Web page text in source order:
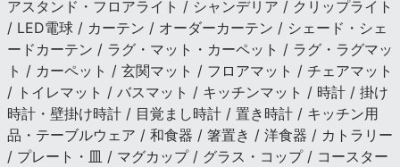
アスタンド・フロアライト / シャンデリア / クリップライト
/ LED電球 / カーテン / オーダーカーテン / シェード・シェ
ードカーテン / ラグ・マット・カーペット / ラグ・ラグマッ
ト / カーペット / 玄関マット / フロアマット / チェアマット
/ トイレマット / バスマット / キッチンマット / 時計 / 掛け
時計・壁掛け時計 / 目覚まし時計 / 置き時計 / キッチン用
品・テーブルウェア / 和食器 / 箸置き / 洋食器 / カトラリー
/ プレート・皿 / マグカップ / グラス・コップ / コースター